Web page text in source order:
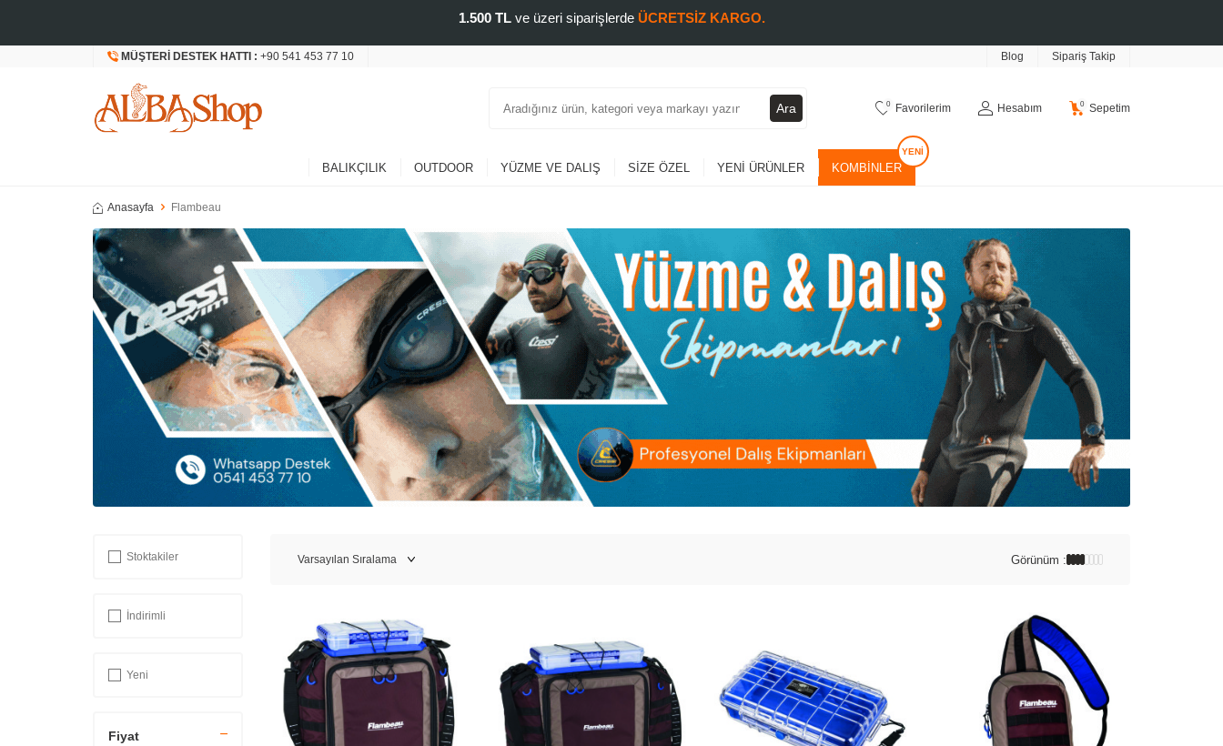
1.500 TLve üzeri siparişlerde ÜCRETSİZ KARGO.
MÜŞTERI DESTEK HATTI : +90 541 453 77 10 Blog Sipariş Takip
Ara 0 Favorilerim Hesabım 0 Sepetim
BALIKÇILIK OUTDOOR YÜZME VE DALIŞ SIZE ÖZEL YENI ÜRÜNLER KOMBINLER
Anasayfa Flambeau
Stoktakiler
İndirimli
Yeni
Fiyat
Görünüm :